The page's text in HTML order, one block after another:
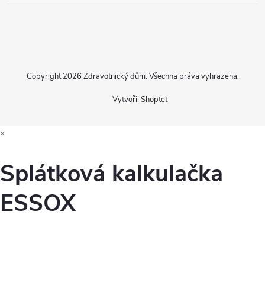
Vytvořil Shoptet
Copyright 2026 Zdravotnický dům. Všechna práva vyhrazena.
×
Splátková kalkulačka
ESSOX